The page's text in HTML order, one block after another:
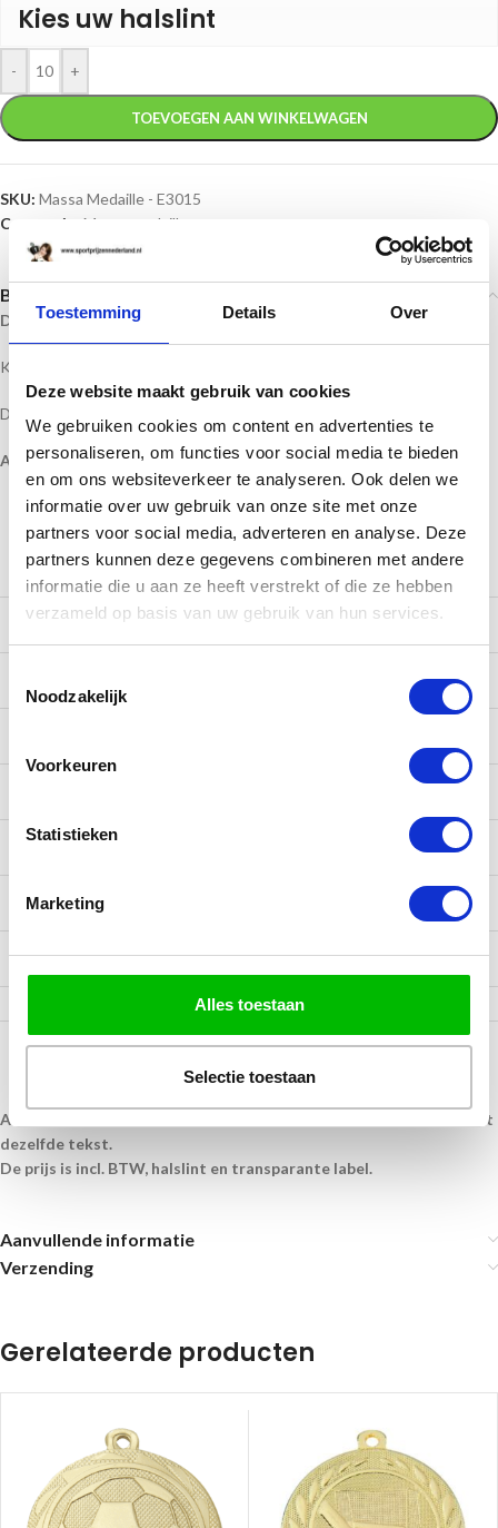
Toestemming Details Over
Deze website maakt gebruik van cookies
We gebruiken cookies om content en advertenties te
personaliseren, om functies voor social media te bieden
en om ons websiteverkeer te analyseren. Ook delen we
informatie over uw gebruik van onze site met onze
partners voor social media, adverteren en analyse. Deze
partners kunnen deze gegevens combineren met andere
informatie die u aan ze heeft verstrekt of die ze hebben
verzameld op basis van uw gebruik van hun services.
Noodzakelijk
Voorkeuren
Statistieken
Marketing
Alles toestaan
Selectie toestaan
Kies uw halslint
- +
TOEVOEGEN AAN WINKELWAGEN
SKU: Massa Medaille - E3015
Categorie:
Massa medailles
Beschrijving
Duim medaille in de kleuren goud, zilver en brons
Kleur: goud, zilver, brons
Doorsnede: 45 MM
Alleen te bestellen vanaf 10 stuks
Te bestellen aantal Prijs per stuk
10 tot 99 € 1,20
2500 tot 4999
5000 tot 9999 € 0,80
Alle medailles krijgen een transparante label op de achterkant met
dezelfde tekst.
De prijs is incl. BTW, halslint en transparante label.
Aanvullende informatie
Verzending
Gerelateerde producten